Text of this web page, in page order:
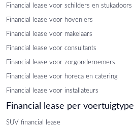
Financial lease voor schilders en stukadoors
Financial lease voor hoveniers
Financial lease voor makelaars
Financial lease voor consultants
Financial lease voor zorgondernemers
Financial lease voor horeca en catering
Financial lease voor installateurs
Financial lease per voertuigtype
SUV financial lease